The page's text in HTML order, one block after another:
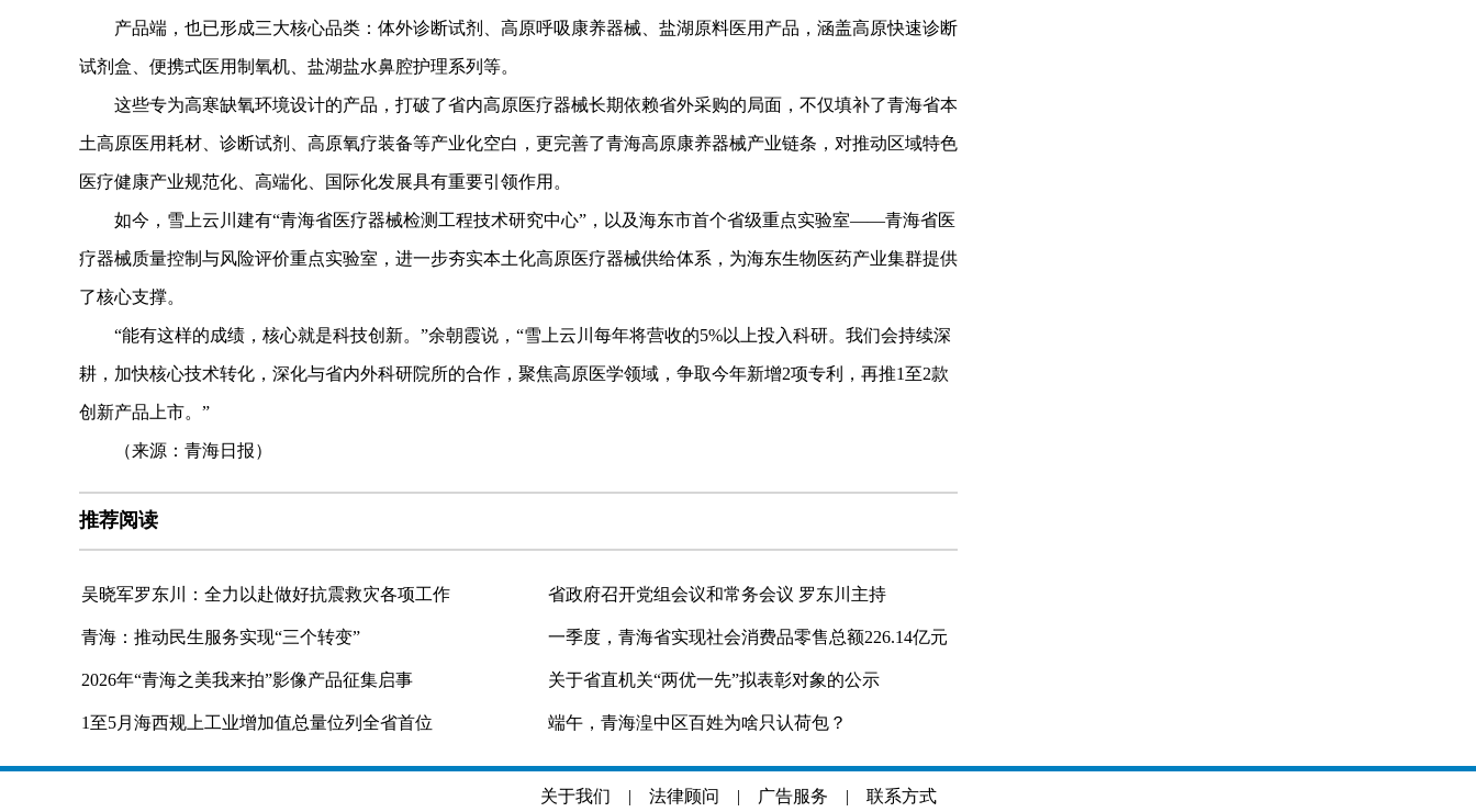
产品端，也已形成三大核心品类：体外诊断试剂、高原呼吸康养器械、盐湖原料医用产品，涵盖高原快速诊断
试剂盒、便携式医用制氧机、盐湖盐水鼻腔护理系列等。
这些专为高寒缺氧环境设计的产品，打破了省内高原医疗器械长期依赖省外采购的局面，不仅填补了青海省本
土高原医用耗材、诊断试剂、高原氧疗装备等产业化空白，更完善了青海高原康养器械产业链条，对推动区域特色
医疗健康产业规范化、高端化、国际化发展具有重要引领作用。
如今，雪上云川建有“青海省医疗器械检测工程技术研究中心”，以及海东市首个省级重点实验室——青海省医
疗器械质量控制与风险评价重点实验室，进一步夯实本土化高原医疗器械供给体系，为海东生物医药产业集群提供
了核心支撑。
“能有这样的成绩，核心就是科技创新。”余朝霞说，“雪上云川每年将营收的5%以上投入科研。我们会持续深
耕，加快核心技术转化，深化与省内外科研院所的合作，聚焦高原医学领域，争取今年新增2项专利，再推1至2款
创新产品上市。”
（来源：青海日报）
推荐阅读
吴晓军罗东川：全力以赴做好抗震救灾各项工作 省政府召开党组会议和常务会议 罗东川主持
青海：推动民生服务实现“三个转变” 一季度，青海省实现社会消费品零售总额226.14亿元
2026年“青海之美我来拍”影像产品征集启事 关于省直机关“两优一先”拟表彰对象的公示
1至5月海西规上工业增加值总量位列全省首位 端午，青海湟中区百姓为啥只认荷包？
关于我们 | 法律顾问 | 广告服务 | 联系方式